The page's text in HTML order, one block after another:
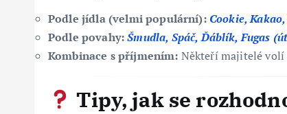
Podle jídla (velmi populární): Cookie,
Podle povahy:Šmudla, Spáč, Ďáblík, Fugas
Kombinace s příjmením: Někteří majitelé
Tipy, jak se